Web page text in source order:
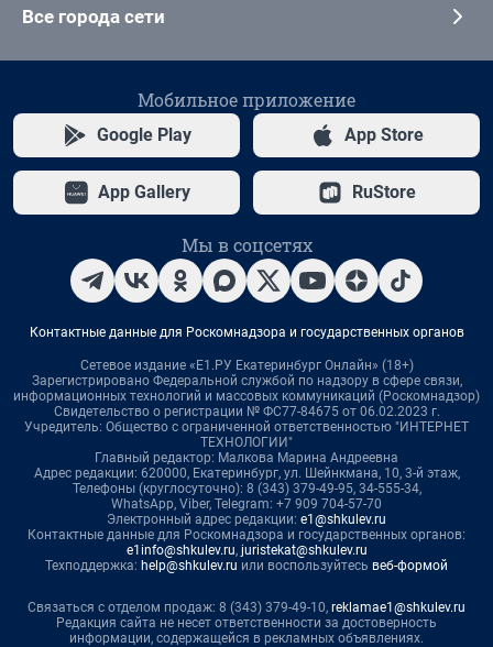
Все города сети
Мобильное приложение
Google Play App Store
App Gallery RuStore
Мы в соцсетях
Контактные данные для Роскомнадзора и государственных органов
Сетевое издание «Е1.РУ Екатеринбург Онлайн» (18+)
Зарегистрировано Федеральной службой по надзору в сфере связи,
информационных технологий и массовых коммуникаций (Роскомнадзор)
Свидетельство о регистрации № ФС77-84675 от 06.02.2023 г.
Учредитель: Общество с ограниченной ответственностью "ИНТЕРНЕТ
ТЕХНОЛОГИИ"
Главный редактор: Малкова Марина Андреевна
Адрес редакции: 620000, Екатеринбург, ул. Шейнкмана, 10, 3-й этаж,
Телефоны (круглосуточно): 8 (343) 379-49-95, 34-555-34,
WhatsApp, Viber, Telegram: +7 909 704-57-70
Электронный адрес редакции: e1@shkulev.ru
Контактные данные для Роскомнадзора и государственных органов:
e1info@shkulev.ru, juristekat@shkulev.ru
Техподдержка: help@shkulev.ru или воспользуйтесь веб-формой
Связаться с отделом продаж: 8 (343) 379-49-10, reklamae1@shkulev.ru
Редакция сайта не несет ответственности за достоверность
информации, содержащейся в рекламных объявлениях.